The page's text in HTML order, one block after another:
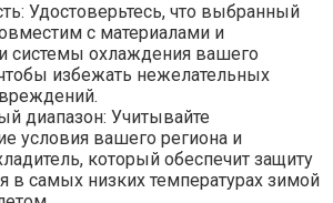
Удостоверьтесь, что выбранный
с материалами и
системы охлаждения вашего
избежать нежелательных
диапазон: Учитывайте
условия вашего региона и
который обеспечит защиту
в самых низких температурах зимой